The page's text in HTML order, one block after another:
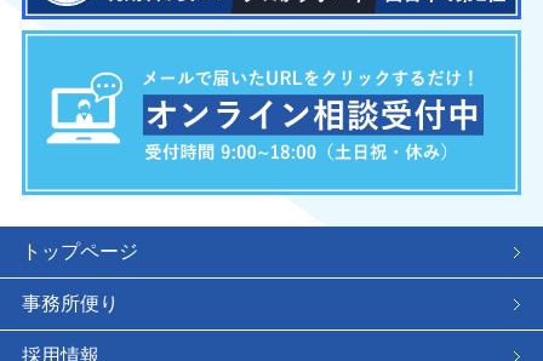
トップページ
事務所便り
採用情報